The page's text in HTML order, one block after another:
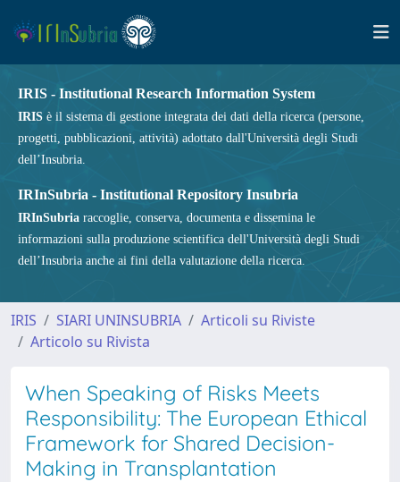
IRIS - Institutional Research Information System
IRIS è il sistema di gestione integrata dei dati della ricerca (persone,
progetti, pubblicazioni, attività) adottato dall'Università degli Studi
dell’Insubria.
IRInSubria - Institutional Repository Insubria
IRInSubria raccoglie, conserva, documenta e dissemina le
informazioni sulla produzione scientifica dell'Università degli Studi
dell’Insubria anche ai fini della valutazione della ricerca.
IRIS SIARI UNINSUBRIA
Articoli su Riviste
Articolo su Rivista
When Speaking of Risks Meets
Responsibility: The European Ethical
Framework for Shared Decision-
Making in Transplantation